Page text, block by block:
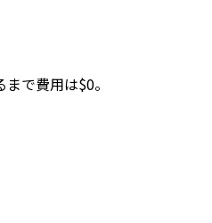
で費用は$0。